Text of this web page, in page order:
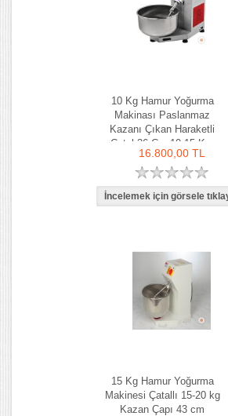
10 Kg Hamur Yoğurma
Makinası Paslanmaz
Kazanı Çıkan Haraketli
Çatal 36 Cm 10-15 Kg-
Ozay Makina
16.800,00 TL
15 Kg Hamur Yoğurma
Makinesi Çatallı 15-20 kg
Kazan Çapı 43 cm